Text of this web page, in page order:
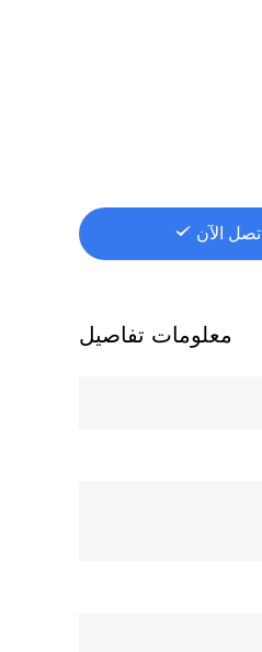
اتصل الآن
معلومات تفاصيل